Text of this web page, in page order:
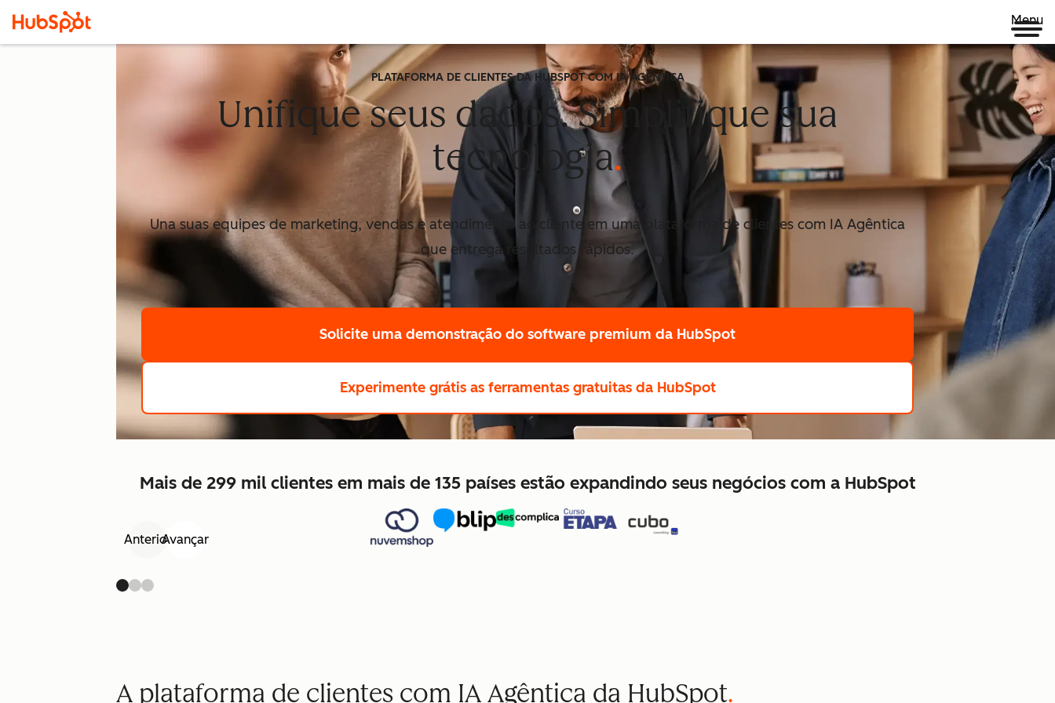
Menu
PLATAFORMA DE CLIENTES DA HUBSPOT COM IA AGÊNTICA
Unifique seus dados. Simplifique sua
tecnologia
Una suas equipes de marketing, vendas e atendimento ao cliente em uma plataforma de clientes com IA Agêntica
que entrega resultados rápidos.
Solicite uma demonstração do software premium da HubSpot
Experimente grátis as ferramentas gratuitas da HubSpot
Mais de 299 mil clientes em mais de 135 países estão expandindo seus negócios com a HubSpot
AnteriorAvançar
A plataforma de clientes com IA Agêntica da HubSpot